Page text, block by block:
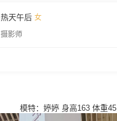
热天午后 女
摄影师
模特：婷婷 身高163 体重45